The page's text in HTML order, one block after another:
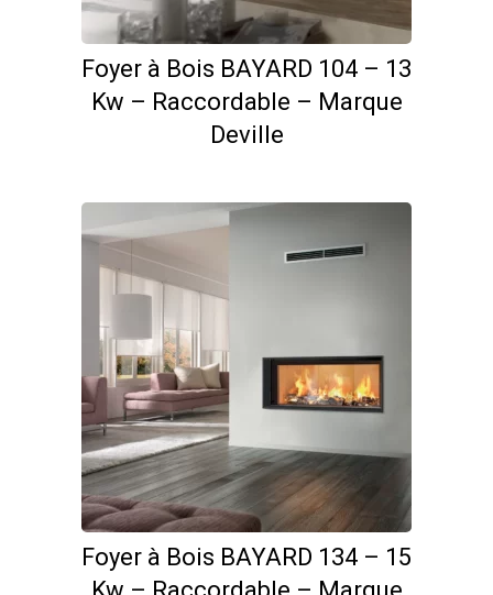
Foyer à Bois BAYARD 104 – 13
Kw – Raccordable – Marque
Deville
Foyer à Bois BAYARD 134 – 15